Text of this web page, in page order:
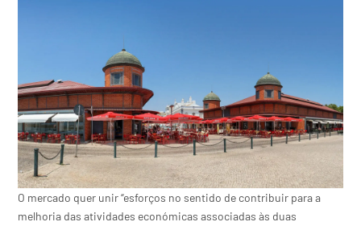
O mercado quer unir “esforços no sentido de contribuir para a
melhoria das atividades económicas associadas às duas